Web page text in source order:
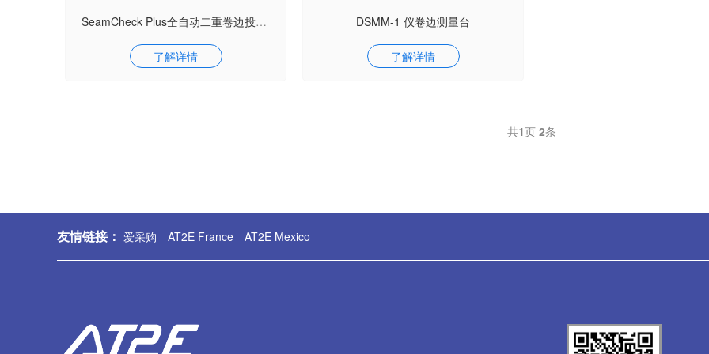
SeamCheck Plus全自动二重卷边投影仪
了解详情
DSMM-1 仪卷边测量台
了解详情
共1页 2条
友情链接： 爱采购 AT2E France AT2E Mexico